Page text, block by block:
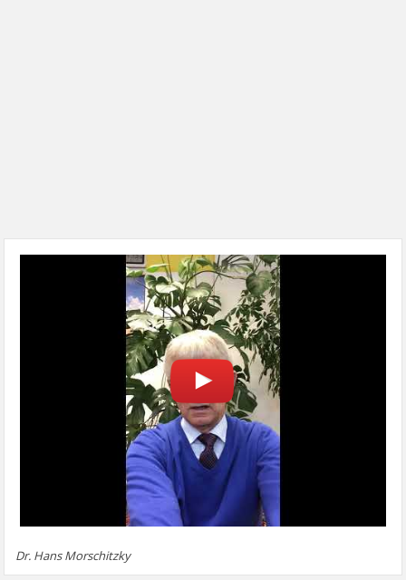
Dr. Hans Morschitzky